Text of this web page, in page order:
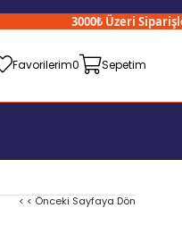
3000₺ Üzeri
Favorilerim0 Sepetim
< < Önceki Sayfaya Dön